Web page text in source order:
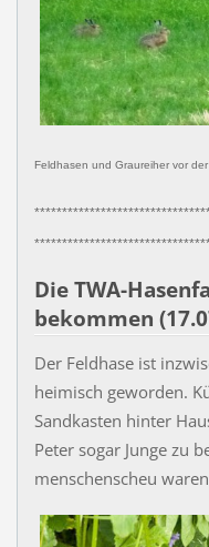
Feldhasen und Graureiher vor
Die TWA-
bekommen
Der Feldhase ist
heimisch geworden.
Sandkasten hinter
Peter sogar Junge zu
menschenscheu